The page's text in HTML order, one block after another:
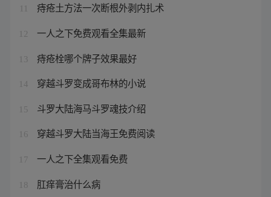
痔疮土方法一次断根外剥内扎术
12 一人之下免费观看全集最新
13 痔疮栓哪个牌子效果最好
14 穿越斗罗变成哥布林的小说
15 斗罗大陆海马斗罗魂技介绍
16 穿越斗罗大陆当海王免费阅读
17 一人之下全集观看免费
18 肛痒膏治什么病